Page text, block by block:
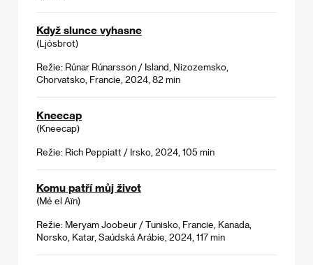
Když slunce vyhasne
(Ljósbrot)
Režie: Rúnar Rúnarsson / Island, Nizozemsko,
Chorvatsko, Francie, 2024, 82 min
Kneecap
(Kneecap)
Režie: Rich Peppiatt / Irsko, 2024, 105 min
Komu patří můj život
(Mé el Aïn)
Režie: Meryam Joobeur / Tunisko, Francie, Kanada,
Norsko, Katar, Saúdská Arábie, 2024, 117 min